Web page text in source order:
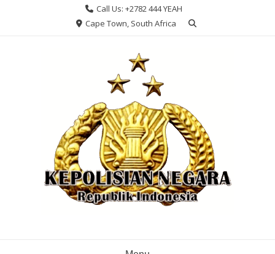
Call Us: +2782 444 YEAH
Cape Town, South Africa